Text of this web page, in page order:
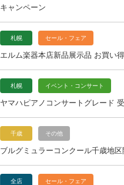
キャンペーン
札幌 セール・フェア
エルム楽器本店新品展示品 お買い得
札幌 イベント・コンサート
ヤマハピアノコンサートグレード
千歳 その他
ブルグミュラーコンクール千歳地区
全店 セール・フェア